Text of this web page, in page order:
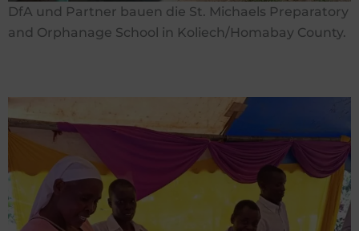
DfA und Partner bauen die St. Michaels Preparatory
and Orphanage School in Koliech/Homabay County.